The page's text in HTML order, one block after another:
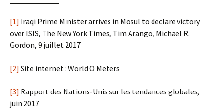
[1] Iraqi Prime Minister arrives in Mosul to declare victory
over ISIS, The New York Times, Tim Arango, Michael R.
Gordon, 9 juillet 2017
[2] Site internet : World O Meters
[3] Rapport des Nations-Unis sur les tendances globales,
juin 2017